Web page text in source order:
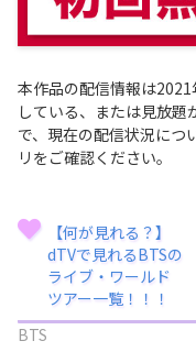
本作品の配信情報は
している、または見放
で、現在の配信状況につ
リをご確認ください。
【何が見れる？】
dTVで見れるBTSの
ライブ・ワールド
ツアー一覧！！！
BTS